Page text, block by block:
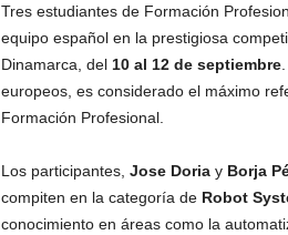
Tres estudiantes de Formación
equipo español en la prestigiosa
Dinamarca, del 10 al 12 de septiembre.
europeos, es considerado el máximo
Formación Profesional.
Los participantes, Jose Doriay Borja
compiten en la categoría de Robot
conocimiento en áreas como la